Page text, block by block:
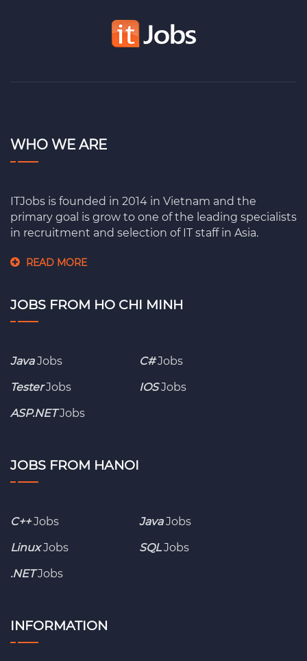
WHO WE ARE
ITJobs is founded in 2014 in Vietnam and the
primary goal is grow to one of the leading specialists
in recruitment and selection of IT staff in Asia.
READ MORE
JOBS FROM HO CHI MINH
JavaJobs C#Jobs
TesterJobs IOSJobs
ASP.NETJobs
JOBS FROM HANOI
C++Jobs JavaJobs
LinuxJobs SQL Jobs
.NETJobs
INFORMATION